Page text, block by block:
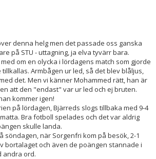
denna helg men det passade oss ganska
på STU - uttagning, ja elva tyvärr bara.
om en olycka i lördagens match som gjorde
Armbågen ur led, så det blev blåljus,
det. Men vi känner Mohammed rätt, han är
att den "endast" var ur led och ej bruten.
kommer igen!
på lördagen, Bjärreds slogs tillbaka med 9-4
Bra fotboll spelades och det var aldrig
skulle landa.
söndagen, när Sorgenfri kom på besök, 2-1
bortalaget och även de poängen stannade i
andra ord.